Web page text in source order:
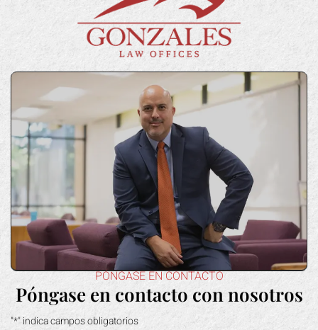
PÓNGASE EN CONTACTO
Póngase en contacto con nosotros
"*" indica campos obligatorios